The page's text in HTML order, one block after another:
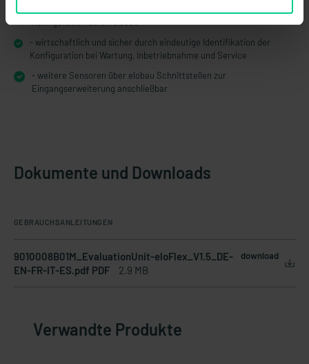
Konfiguration durch elobau
- wirtschaftlich und sicher durch eindeutige Identifikation der
Konfiguration bei Wartung, Inbetriebnahme und Service
- weitere Sensoren über elobau Schnittstellen zur
Eingangserweiterung anschließbar
Dokumente und Downloads
GEBRAUCHSANLEITUNGEN
9010008B01M_EvaluationUnit-eloFlex_V1.5_DE-
EN-FR-IT-ES.pdf PDF
2.9 MB
download
Verwandte Produkte